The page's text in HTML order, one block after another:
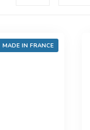
MADE IN FRANCE